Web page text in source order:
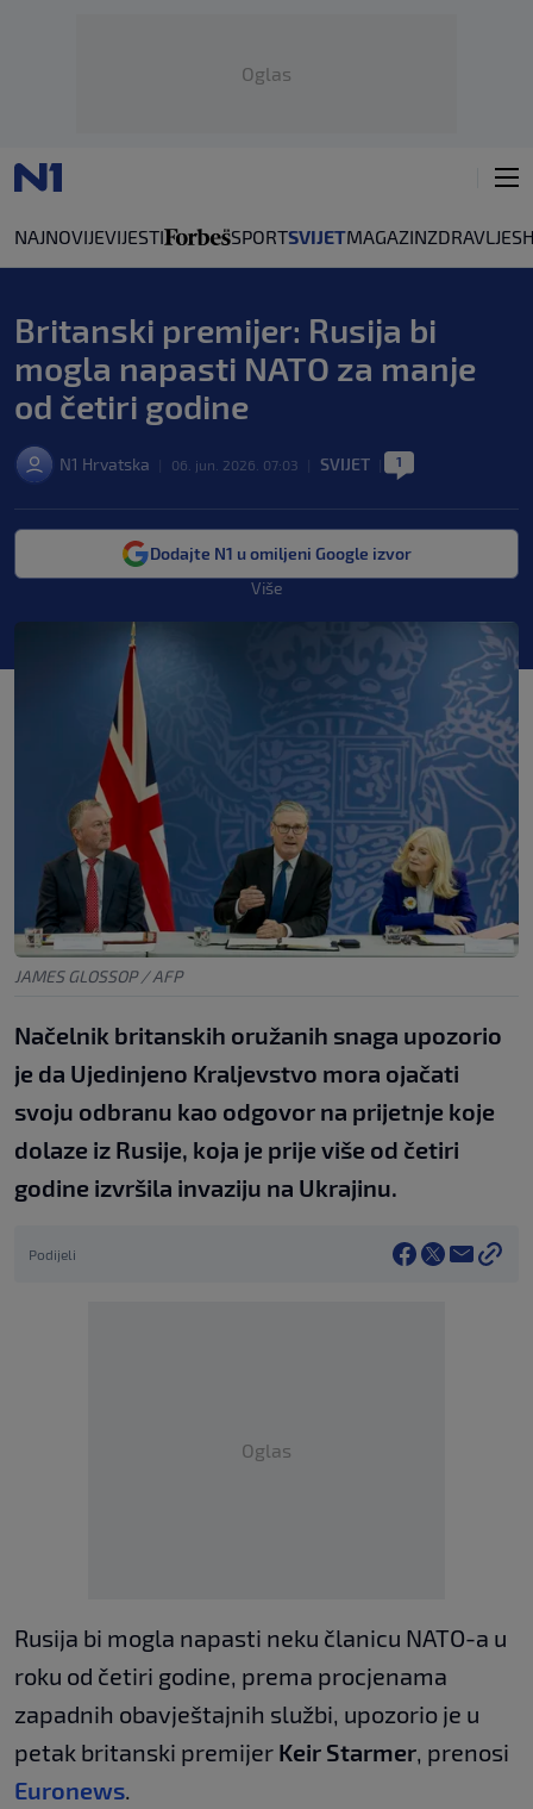
Oglas
NAJNOVIJEVIJESTI SPORTSVIJETMAGAZINZDRAVLJE
Britanski premijer: Rusija bi
mogla napasti NATO za manje
od četiri godine
N1 Hrvatska 06. jun. 2026. 07:03 SVIJET 1
Dodajte N1 u omiljeni Google izvor
Više
JAMES GLOSSOP / AFP
Načelnik britanskih oružanih snaga upozorio
je da Ujedinjeno Kraljevstvo mora ojačati
svoju odbranu kao odgovor na prijetnje koje
dolaze iz Rusije, koja je prije više od četiri
godine izvršila invaziju na Ukrajinu.
Podijeli
Oglas
Rusija bi mogla napasti neku članicu NATO-a u
roku od četiri godine, prema procjenama
zapadnih obavještajnih službi, upozorio je u
petak britanski premijer Keir Starmer , prenosi
Euronews